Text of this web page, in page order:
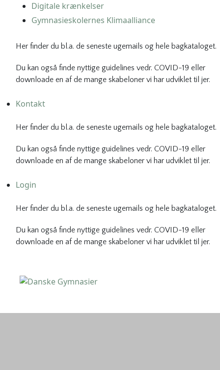
Digitale krænkelser
Gymnasieskolernes Klimaalliance
Her finder du bl.a. de seneste ugemails og hele bagkataloget.
Du kan også finde nyttige guidelines vedr. COVID-19 eller
downloade en af de mange skabeloner vi har udviklet til jer.
Kontakt
Her finder du bl.a. de seneste ugemails og hele bagkataloget.
Du kan også finde nyttige guidelines vedr. COVID-19 eller
downloade en af de mange skabeloner vi har udviklet til jer.
Login
Her finder du bl.a. de seneste ugemails og hele bagkataloget.
Du kan også finde nyttige guidelines vedr. COVID-19 eller
downloade en af de mange skabeloner vi har udviklet til jer.